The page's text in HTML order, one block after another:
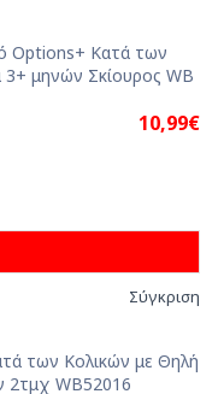
10,99€
Σύγκριση